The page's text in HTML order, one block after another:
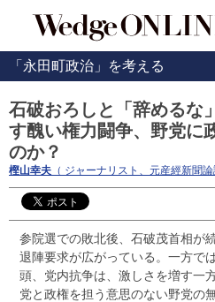
「永田町政治」を考える
石破おろしと「辞めるな
す醜い権力闘争、野党に
のか？
樫山幸夫 （ ジャーナリスト、元産經新聞論
参院選での敗北後、石破茂首相が
退陣要求が広がっている。一方で
頭、党内抗争は、激しさを増す一
党と政権を担う意思のない野党の